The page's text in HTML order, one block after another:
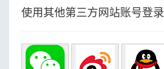
使用其他第三方网站账号登录